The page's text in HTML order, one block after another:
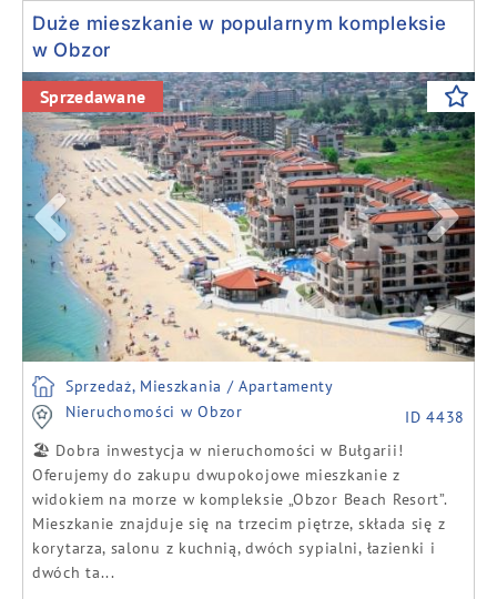
Duże mieszkanie w popularnym kompleksie
w Obzor
Previous Next
Sprzedawane
Sprzedaż, Mieszkania / Apartamenty
Nieruchomości w Obzor
ID 4438
🏖️ Dobra inwestycja w nieruchomości w Bułgarii!
Oferujemy do zakupu dwupokojowe mieszkanie z
widokiem na morze w kompleksie „Obzor Beach Resort”.
Mieszkanie znajduje się na trzecim piętrze, składa się z
korytarza, salonu z kuchnią, dwóch sypialni, łazienki i
dwóch ta...